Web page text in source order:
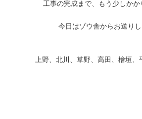
工事の完成まで、もう少しかか
今日はゾウ舎からお送り
上野、北川、草野、高田、檜垣、